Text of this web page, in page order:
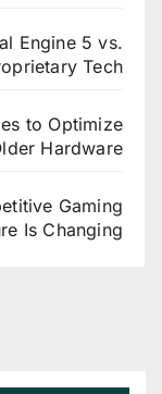
Engine 5 vs.
Tech
to Optimize
Hardware
Gaming
Is Changing